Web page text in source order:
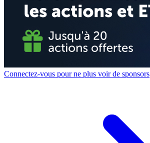
Connectez-vous pour ne plus voir de sponsors